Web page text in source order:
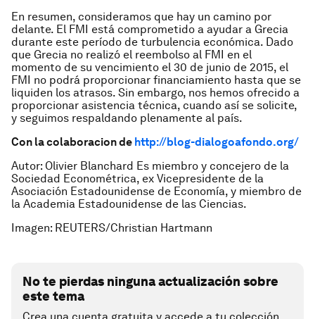
En resumen, consideramos que hay un camino por
delante. El FMI está comprometido a ayudar a Grecia
durante este período de turbulencia económica. Dado
que Grecia no realizó el reembolso al FMI en el
momento de su vencimiento el 30 de junio de 2015, el
FMI no podrá proporcionar financiamiento hasta que se
liquiden los atrasos. Sin embargo, nos hemos ofrecido a
proporcionar asistencia técnica, cuando así se solicite,
y seguimos respaldando plenamente al país.
Con la colaboracion de http://blog-dialogoafondo.org/
Autor: Olivier Blanchard Es miembro y concejero de la
Sociedad Econométrica, ex Vicepresidente de la
Asociación Estadounidense de Economía, y miembro de
la Academia Estadounidense de las Ciencias.
Imagen: REUTERS/Christian Hartmann
No te pierdas ninguna actualización sobre
este tema